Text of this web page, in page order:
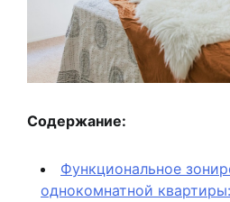
Содержание:
Функциональное
однокомнатной